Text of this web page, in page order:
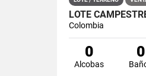
Colombia
0
Alcobas
0